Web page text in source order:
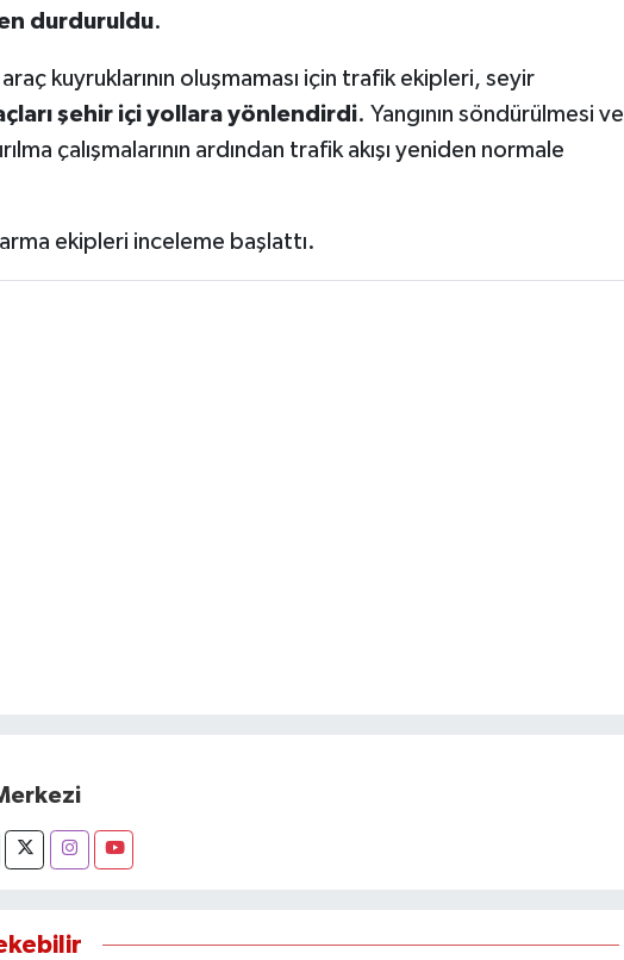
durduruldu.
kuyruklarının oluşmaması için trafik ekipleri, seyir
şehir içi yollara yönlendirdi. Yangının söndürülmesi ve
çalışmalarının ardından trafik akışı yeniden normale
ekipleri inceleme başlattı.